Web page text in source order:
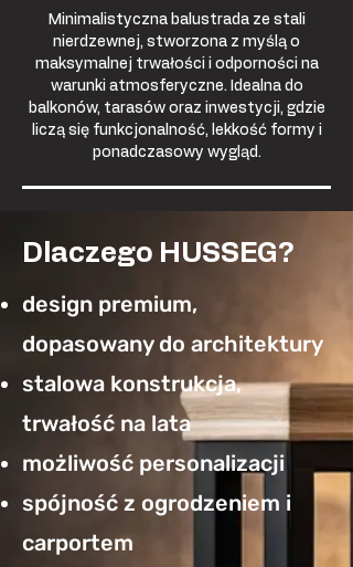
Minimalistyczna balustrada ze stali
nierdzewnej, stworzona z myślą o
maksymalnej trwałości i odporności na
warunki atmosferyczne. Idealna do
balkonów, tarasów oraz inwestycji, gdzie
liczą się funkcjonalność, lekkość formy i
ponadczasowy wygląd.
Dlaczego HUSSEG?
design premium,
dopasowany do architektury
stalowa konstrukcja,
trwałość na lata
możliwość personalizacji
spójność z ogrodzeniem i
carportem